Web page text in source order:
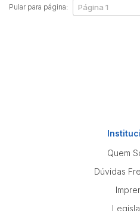
Pular para página:
Quem
Dúvidas